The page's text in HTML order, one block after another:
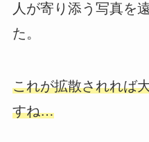
人が寄り添う写真を
た。
これが拡散されれば
すね…